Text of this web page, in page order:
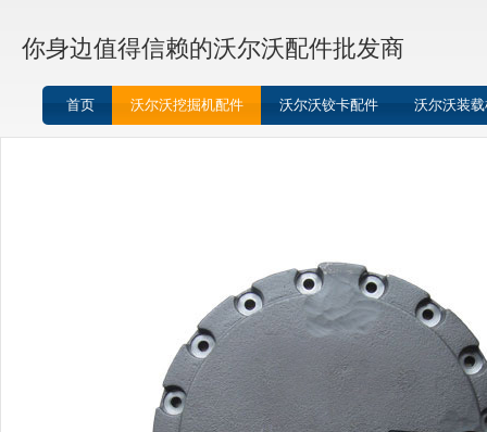
你身边值得信赖的沃尔沃配件批发商
首页 沃尔沃挖掘机配件 沃尔沃铰卡配件 沃尔沃装